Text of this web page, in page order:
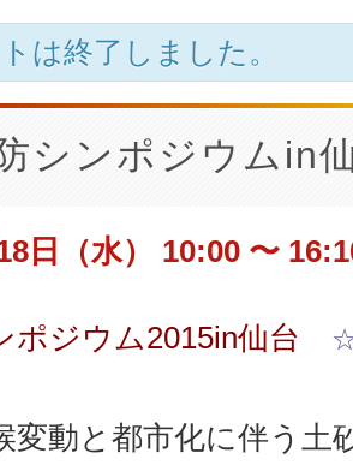
は終了しました。
シンポジウムin
日（水） 10:00 〜
ポジウム2015in仙台
変動と都市化に伴う土